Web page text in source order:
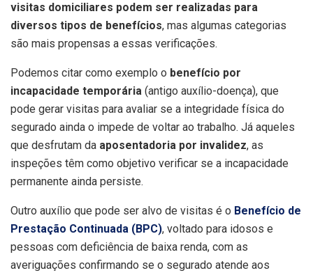
visitas domiciliares podem ser realizadas para
diversos tipos de benefícios, mas algumas categorias
são mais propensas a essas verificações.
Podemos citar como exemplo o benefício por
incapacidade temporária (antigo auxílio-doença), que
pode gerar visitas para avaliar se a integridade física do
segurado ainda o impede de voltar ao trabalho. Já aqueles
que desfrutam da aposentadoria por invalidez, as
inspeções têm como objetivo verificar se a incapacidade
permanente ainda persiste.
Outro auxílio que pode ser alvo de visitas é o Benefício de
Prestação Continuada (BPC), voltado para idosos e
pessoas com deficiência de baixa renda, com as
averiguações confirmando se o segurado atende aos